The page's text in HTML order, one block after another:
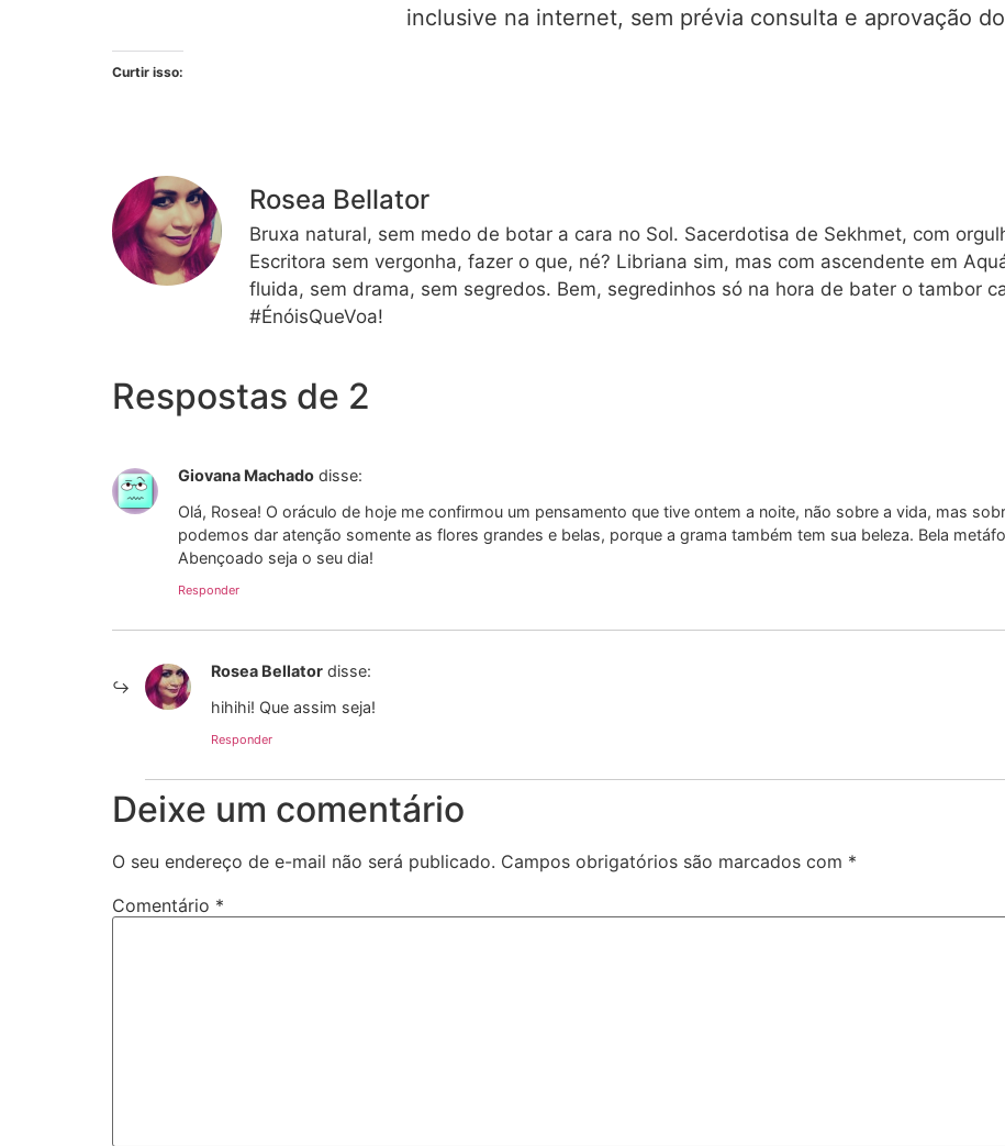
inclusive na internet, sem prévia consulta e aprovação
Curtir isso:
Rosea Bellator
Bruxa natural, sem medo de botar a cara no Sol. Sacerdotisa de Sekhmet, com
Escritora sem vergonha, fazer o que, né? Libriana sim, mas com ascendente em
fluida, sem drama, sem segredos. Bem, segredinhos só na hora de bater o tambor
#ÉnóisQueVoa!
Respostas de 2
Giovana Machado disse:
Olá, Rosea! O oráculo de hoje me confirmou um pensamento que tive ontem a noite, não sobre a vida, mas
podemos dar atenção somente as flores grandes e belas, porque a grama também tem sua beleza. Bela
Abençoado seja o seu dia!
Responder
Rosea Bellator disse:
hihihi! Que assim seja!
Responder
Deixe um comentário
O seu endereço de e-mail não será publicado. Campos obrigatórios são marcados com *
Comentário *